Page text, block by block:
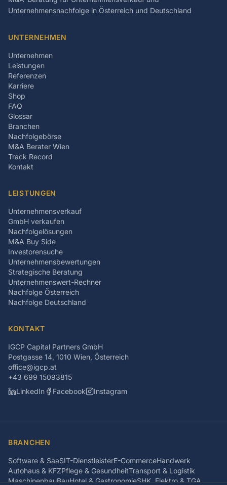
Unternehmensnachfolge in Österreich und Deutschland
UNTERNEHMEN
Unternehmen
Leistungen
Referenzen
Karriere
Shop
FAQ
Glossar
Branchen
Nachfolgebörse
M&A Berater Wien
Track Record
Kontakt
LEISTUNGEN
Unternehmensverkauf
GmbH verkaufen
Nachfolgelösungen
M&A Buy Side
Investorensuche
Unternehmensbewertungen
Strategische Beratung
Unternehmenswert-Rechner
Nachfolge Österreich
Nachfolge Deutschland
KONTAKT
IGCP Capital Partners GmbH
Postgasse 14, 1010 Wien, Österreich
office@igcp.at
+43 699 15093815
LinkedIn
Facebook Instagram
BRANCHEN
Software & SaaSIT-DienstleisterE-CommerceHandwerk
Autohaus & KFZPflege & GesundheitTransport & Logistik
MaschinenbauBauHotel & GastronomieSHK, Elektro & TGA